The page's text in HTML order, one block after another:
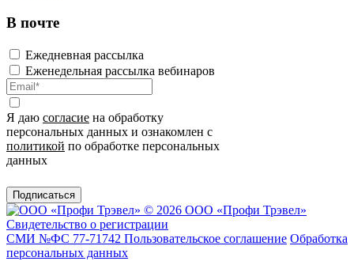
В почте
Ежедневная рассылка
Еженедельная рассылка вебинаров
Я даю согласие на обработку
персональных данных и ознакомлен с
политикой по обработке персональных
данных
Подписаться
© 2026 ООО «Профи Трэвeл»
Свидетельство о регистрации
СМИ №ФС 77-71742 Пользовательское соглашение Обработка
персональных данных